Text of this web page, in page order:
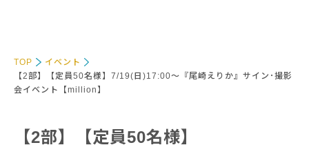
TOP
イベント
【2部】【定員50名様】7/19(日)17:00～『尾崎えりか』サイン･撮影
会イベント【million】
【2部】【定員50名様】